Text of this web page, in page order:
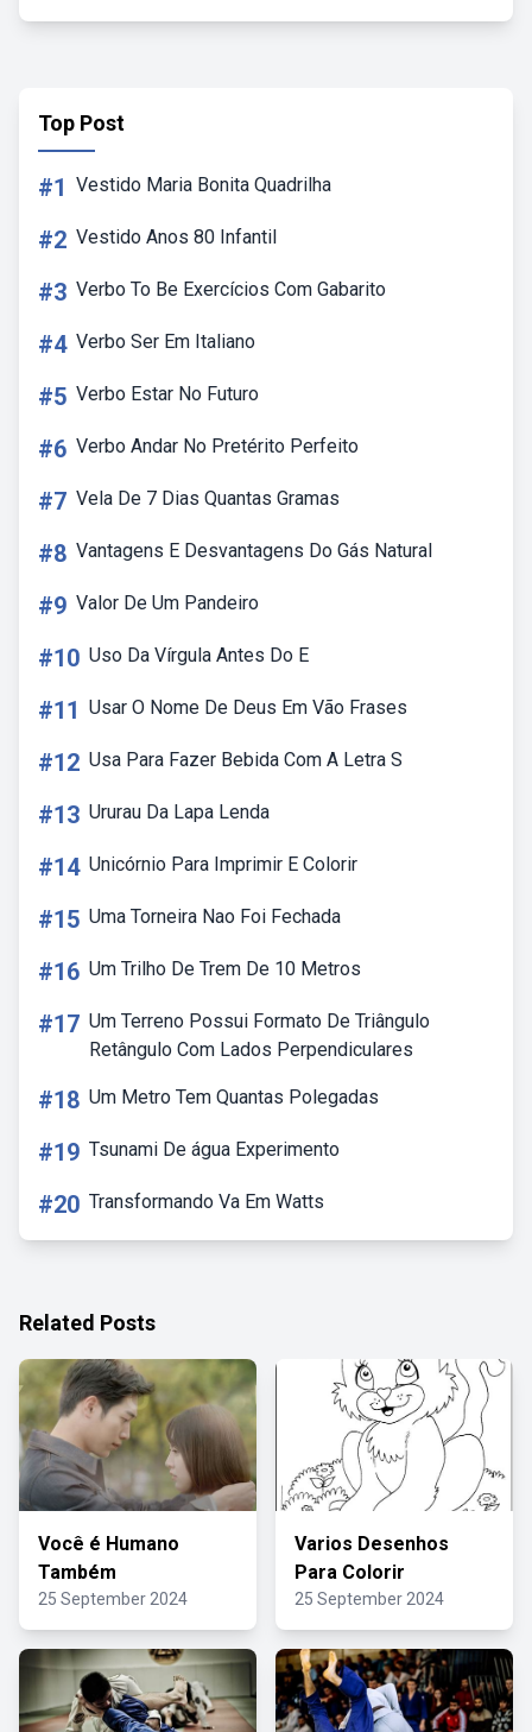
Top Post
#1 Vestido Maria Bonita Quadrilha
#2 Vestido Anos 80 Infantil
#3 Verbo To Be Exercícios Com Gabarito
#4 Verbo Ser Em Italiano
#5 Verbo Estar No Futuro
#6 Verbo Andar No Pretérito Perfeito
#7 Vela De 7 Dias Quantas Gramas
#8 Vantagens E Desvantagens Do Gás Natural
#9 Valor De Um Pandeiro
#10 Uso Da Vírgula Antes Do E
#11 Usar O Nome De Deus Em Vão Frases
#12 Usa Para Fazer Bebida Com A Letra S
#13 Ururau Da Lapa Lenda
#14 Unicórnio Para Imprimir E Colorir
#15 Uma Torneira Nao Foi Fechada
#16 Um Trilho De Trem De 10 Metros
#17 Um Terreno Possui Formato De Triângulo
Retângulo Com Lados Perpendiculares
#18 Um Metro Tem Quantas Polegadas
#19 Tsunami De água Experimento
#20 Transformando Va Em Watts
Related Posts
Você é Humano
Também
25 September 2024
Varios Desenhos
Para Colorir
25 September 2024